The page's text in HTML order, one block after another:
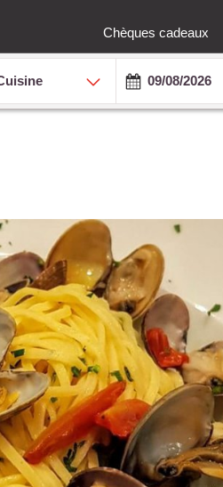
Chèques cadeaux